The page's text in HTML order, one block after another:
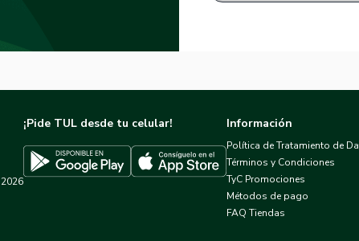
2026
¡Pide TUL desde tu celular!
Descargar TUL en Google PlayDescargar TUL en App Store
Información
Política de Tratamiento de
Términos y Condiciones
TyC Promociones
Métodos de pago
FAQ Tiendas